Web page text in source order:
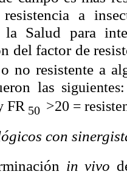
a
Salud para
del factor de
no resistente a
las
FR 50 >20 =
con
in vivo